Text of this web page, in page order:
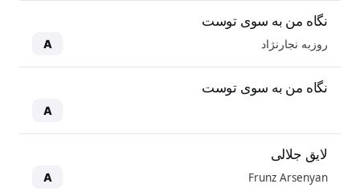
نگاه من به سوی توست
روزبه نجارنژاد A
نگاه من به سوی توست
A
لایق جلالی
Frunz Arsenyan
A